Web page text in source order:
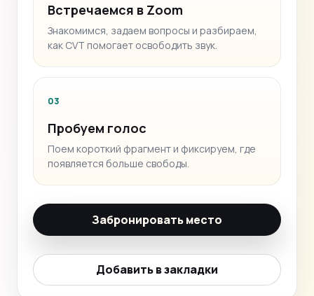
Встречаемся в Zoom
Знакомимся, задаем вопросы и разбираем,
как CVT помогает освободить звук.
03
Пробуем голос
Поем короткий фрагмент и фиксируем, где
появляется больше свободы.
Забронировать место
Добавить в закладки